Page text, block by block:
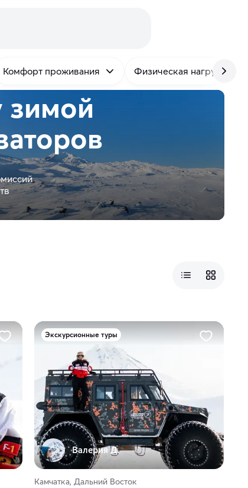
Комфорт проживания Физическая нагрузка
зимой
Экскурсионные туры
Валерия Д.
Камчатка, Дальний Восток